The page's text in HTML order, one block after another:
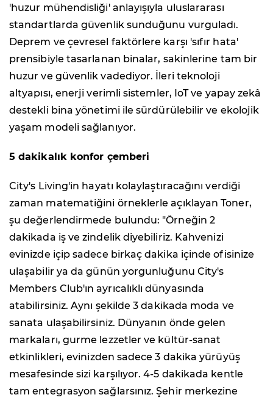
'huzur mühendisliği' anlayışıyla uluslararası
standartlarda güvenlik sunduğunu vurguladı.
Deprem ve çevresel faktörlere karşı 'sıfır hata'
prensibiyle tasarlanan binalar, sakinlerine tam bir
huzur ve güvenlik vadediyor. İleri teknoloji
altyapısı, enerji verimli sistemler, IoT ve yapay zekâ
destekli bina yönetimi ile sürdürülebilir ve ekolojik
yaşam modeli sağlanıyor.
5 dakikalık konfor çemberi
City's Living'in hayatı kolaylaştıracağını verdiği
zaman matematiğini örneklerle açıklayan Toner,
şu değerlendirmede bulundu: "Örneğin 2
dakikada iş ve zindelik diyebiliriz. Kahvenizi
evinizde içip sadece birkaç dakika içinde ofisinize
ulaşabilir ya da günün yorgunluğunu City's
Members Club'ın ayrıcalıklı dünyasında
atabilirsiniz. Aynı şekilde 3 dakikada moda ve
sanata ulaşabilirsiniz. Dünyanın önde gelen
markaları, gurme lezzetler ve kültür-sanat
etkinlikleri, evinizden sadece 3 dakika yürüyüş
mesafesinde sizi karşılıyor. 4-5 dakikada kentle
tam entegrasyon sağlarsınız. Şehir merkezine